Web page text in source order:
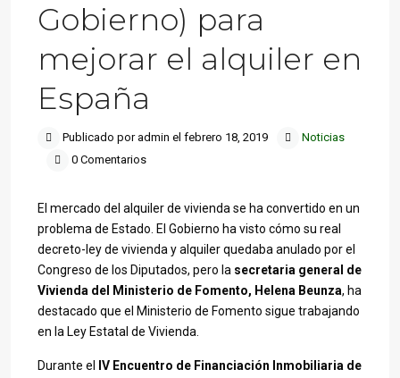
Gobierno) para
mejorar el alquiler en
España
Publicado por admin el febrero 18, 2019
Noticias
0 Comentarios
El mercado del alquiler de vivienda se ha convertido en un
problema de Estado. El Gobierno ha visto cómo su real
decreto-ley de vivienda y alquiler quedaba anulado por el
Congreso de los Diputados, pero la secretaria general de
Vivienda del Ministerio de Fomento, Helena Beunza, ha
destacado que el Ministerio de Fomento sigue trabajando
en la Ley Estatal de Vivienda.
Durante el
IV Encuentro de Financiación Inmobiliaria de